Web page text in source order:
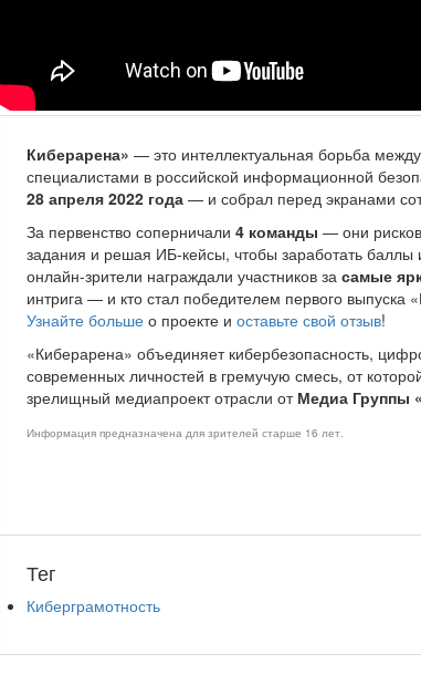
Киберарена» — это интеллектуальная борьба
специалистами в российской информационной
28 апреля 2022 года — и собрал перед экранами
За первенство соперничали 4 команды — они
задания и решая ИБ-кейсы, чтобы заработать баллы
онлайн-зрители награждали участников за самые
интрига — и кто стал победителем первого выпуска
Узнайте больше о проекте и оставьте свой отзыв!
«Киберарена» объединяет кибербезопасность,
современных личностей в гремучую смесь, от
зрелищный медиапроект отрасли от Медиа Группы
Информация предназначена для зрителей старше 16 лет.
Тег
Киберграмотность